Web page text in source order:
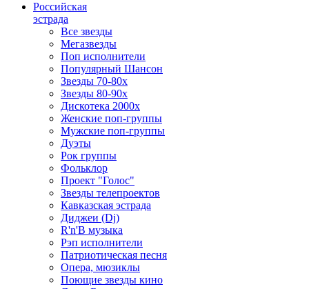
Российская
эстрада
Все звезды
Мегазвезды
Поп исполнители
Популярный Шансон
Звезды 70-80х
Звезды 80-90х
Дискотека 2000х
Женские поп-группы
Мужские поп-группы
Дуэты
Рок группы
Фольклор
Проект "Голос"
Звезды телепроектов
Кавказская эстрада
Диджеи (Dj)
R'n'B музыка
Рэп исполнители
Патриотическая песня
Опера, мюзиклы
Поющие звезды кино